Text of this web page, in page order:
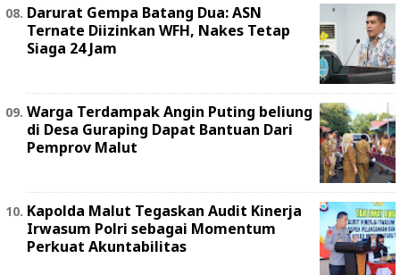
Darurat Gempa Batang Dua: ASN
Ternate Diizinkan WFH, Nakes Tetap
Siaga 24 Jam
Warga Terdampak Angin Puting beliung
di Desa Guraping Dapat Bantuan Dari
Pemprov Malut
Kapolda Malut Tegaskan Audit Kinerja
Irwasum Polri sebagai Momentum
Perkuat Akuntabilitas